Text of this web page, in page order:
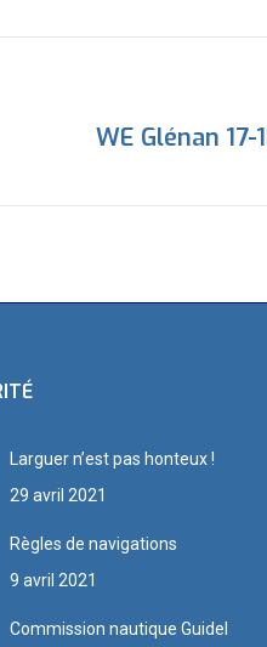
WE Glénan
Larguer n’est pas honteux !
29 avril 2021
Règles de navigations
9 avril 2021
Commission nautique Guidel